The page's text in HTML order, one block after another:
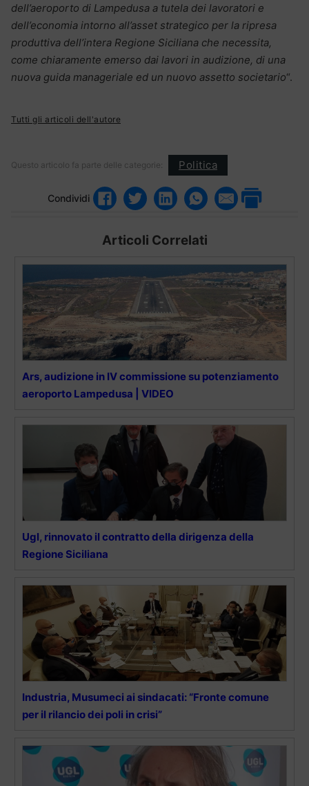
dell’aeroporto di Lampedusa a tutela dei lavoratori e
dell’economia intorno all’asset strategico per la ripresa
produttiva dell’intera Regione Siciliana che necessita,
come chiaramente emerso dai lavori in audizione, di una
nuova guida manageriale ed un nuovo assetto societario“.
Tutti gli articoli dell'autore
Questo articolo fa parte delle categorie: Politica
Condividi
Articoli Correlati
Ars, audizione in IV commissione su potenziamento
aeroporto Lampedusa | VIDEO
Ugl, rinnovato il contratto della dirigenza della
Regione Siciliana
Industria, Musumeci ai sindacati: “Fronte comune
per il rilancio dei poli in crisi”